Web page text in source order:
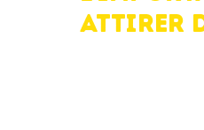
attirer